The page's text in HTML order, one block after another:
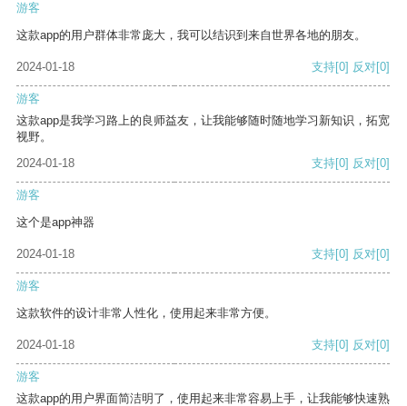
游客
这款app的用户群体非常庞大，我可以结识到来自世界各地的朋友。
2024-01-18 支持[0] 反对[0]
游客
这款app是我学习路上的良师益友，让我能够随时随地学习新知识，拓宽
视野。
2024-01-18
支持[0] 反对[0]
游客
这个是app神器
2024-01-18 支持[0] 反对[0]
游客
这款软件的设计非常人性化，使用起来非常方便。
2024-01-18 支持[0] 反对[0]
游客
这款app的用户界面简洁明了，使用起来非常容易上手，让我能够快速熟